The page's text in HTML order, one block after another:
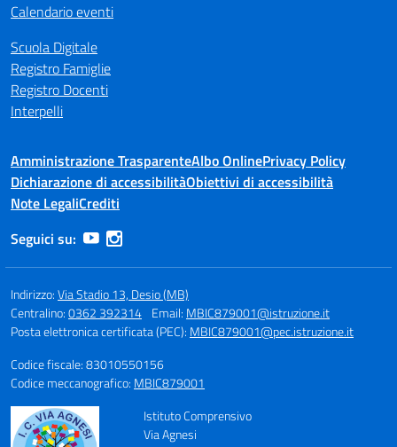
Calendario eventi
Scuola Digitale
Registro Famiglie
Registro Docenti
Interpelli
Amministrazione TrasparenteAlbo OnlinePrivacy Policy
Dichiarazione di accessibilitàObiettivi di accessibilità
Note LegaliCrediti
Seguici su:
Indirizzo:Via Stadio 13, Desio (MB)
Centralino:0362 392314 Email: MBIC879001@istruzione.it
Posta elettronica certificata (PEC): MBIC879001@pec.istruzione.it
Codice fiscale: 83010550156
Codice meccanografico: MBIC879001
Istituto Comprensivo
Via Agnesi